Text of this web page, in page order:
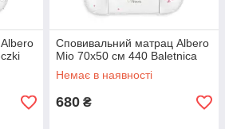
Сповивальний матрац Albero
Mio 70x50 см 440 Baletnica
Немає в наявності
680 ₴